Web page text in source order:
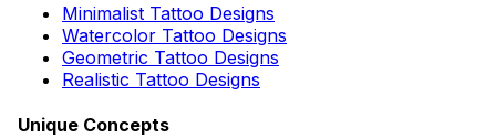
Minimalist Tattoo Designs
Watercolor Tattoo Designs
Geometric Tattoo Designs
Realistic Tattoo Designs
Unique Concepts